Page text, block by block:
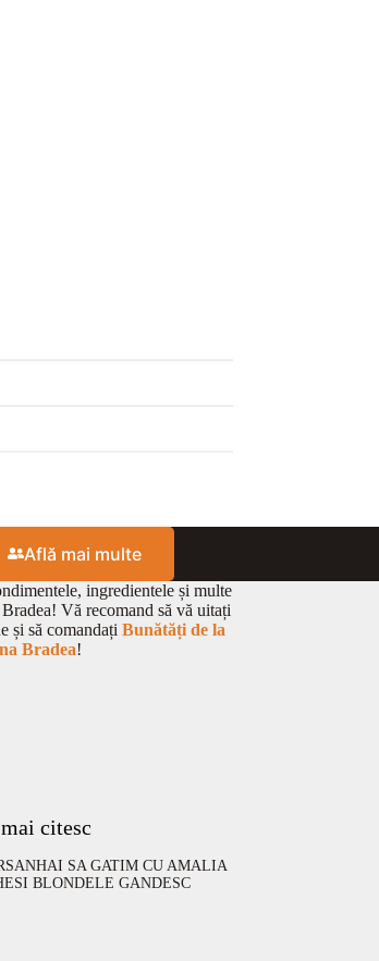
Află mai multe
ingredientele și multe
Vă recomand să vă uitați
și să comandațiBunătăți de la
Bradea!
citesc
HAI SA GATIM CU AMALIA
SI BLONDELE GANDESC